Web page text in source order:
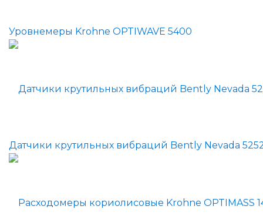
Уровнемеры Krohne OPTIWAVE 5400
Датчики крутильных вибраций Bently Nevada